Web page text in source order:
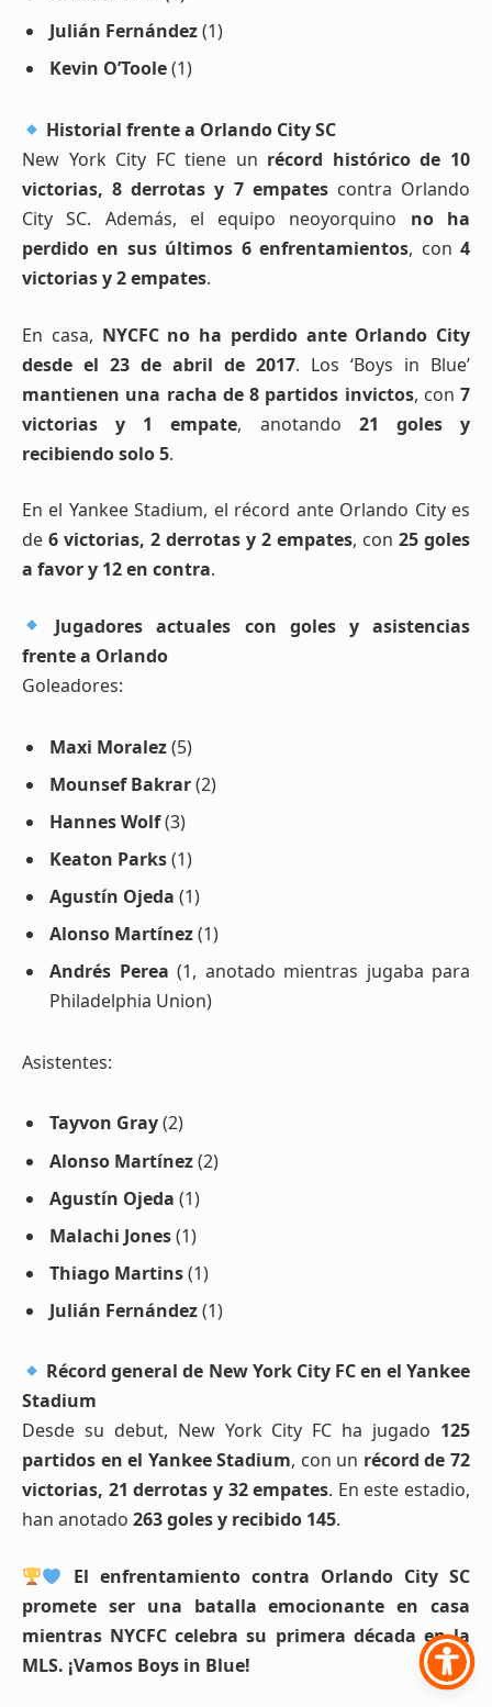
Julián Fernández(1)
Kevin O’Toole(1)
Historial frente a Orlando City SC
New York City FC tiene un récord histórico de 10
victorias, 8 derrotas y 7 empatescontra Orlando
City SC. Además, el equipo neoyorquino no ha
perdido en sus últimos 6 enfrentamientos, con4
victorias y 2 empates.
En casa, NYCFC no ha perdido ante Orlando City
desde el 23 de abril de 2017. Los ‘Boys in Blue’
mantienen una racha de 8 partidos invictos, con 7
victorias y 1 empate, anotando 21 goles y
recibiendo solo 5.
En el Yankee Stadium, el récord ante Orlando City es
de 6 victorias, 2 derrotas y 2 empates, con 25 goles
a favor y 12 en contra.
Jugadores actuales con goles y asistencias
frente a Orlando
Goleadores:
Maxi Moralez(5)
Mounsef Bakrar(2)
Hannes Wolf(3)
Keaton Parks(1)
Agustín Ojeda (1)
Alonso Martínez(1)
Andrés Perea (1, anotado mientras jugaba para
Philadelphia Union)
Asistentes:
Tayvon Gray(2)
Alonso Martínez(2)
Agustín Ojeda (1)
Malachi Jones(1)
Thiago Martins(1)
Julián Fernández(1)
Récord general de New York City FC en el Yankee
Stadium
Desde su debut, New York City FC ha jugado 125
partidos en el Yankee Stadium, con un récord de 72
victorias, 21 derrotas y 32 empates. En este estadio,
han anotado 263 goles y recibido 145.
El enfrentamiento contra Orlando City SC
promete ser una batalla emocionante en casa
mientras NYCFC celebra su primera década en la
MLS. ¡Vamos Boys in Blue!